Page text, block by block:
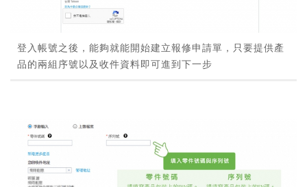
登入帳號之後，能夠就能開始建立報修申請單，只要提供產
品的兩組序號以及收件資料即可進到下一步